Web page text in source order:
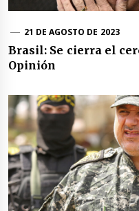
21 DE AGOSTO DE 2023
Brasil: Se cierra el
Opinión